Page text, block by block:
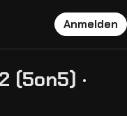
Anmelden
(5on5) ·